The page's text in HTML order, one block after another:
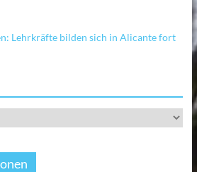
Lehrkräfte bilden sich in Alicante fort